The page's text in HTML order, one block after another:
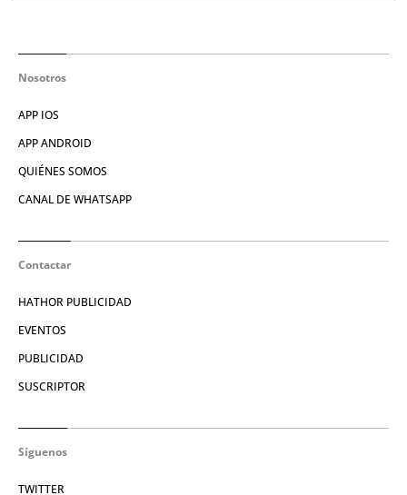
Nosotros
APP IOS
APP ANDROID
QUIÉNES SOMOS
CANAL DE WHATSAPP
Contactar
HATHOR PUBLICIDAD
EVENTOS
PUBLICIDAD
SUSCRIPTOR
Síguenos
TWITTER